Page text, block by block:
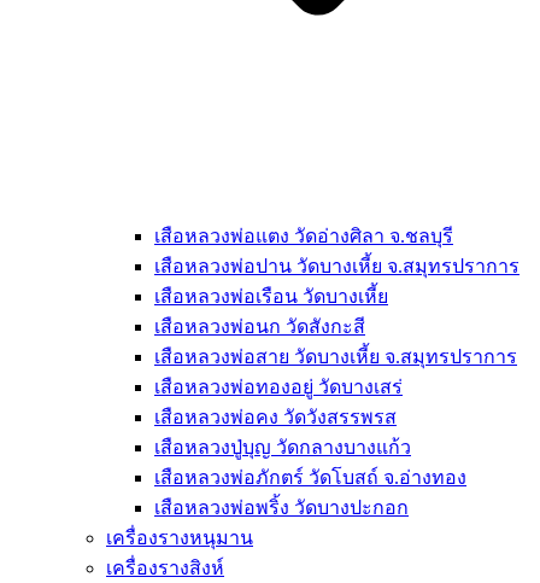
เสือหลวงพ่อแตง วัดอ่างศิลา จ.ชลบุรี
เสือหลวงพ่อปาน วัดบางเหี้ย จ.สมุทรปราการ
เสือหลวงพ่อเรือน วัดบางเหี้ย
เสือหลวงพ่อนก วัดสังกะสี
เสือหลวงพ่อสาย วัดบางเหี้ย จ.สมุทรปราการ
เสือหลวงพ่อทองอยู่ วัดบางเสร่
เสือหลวงพ่อคง วัดวังสรรพรส
เสือหลวงปู่บุญ วัดกลางบางแก้ว
เสือหลวงพ่อภักตร์ วัดโบสถ์ จ.อ่างทอง
เสือหลวงพ่อพริ้ง วัดบางปะกอก
เครื่องรางหนุมาน
เครื่องรางสิงห์